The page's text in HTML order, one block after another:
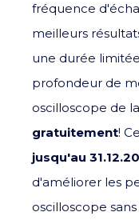
fréquence
meilleurs
une durée
profondeur de
oscilloscope de
gratuitement!
jusqu'au
d'améliorer les
oscilloscope